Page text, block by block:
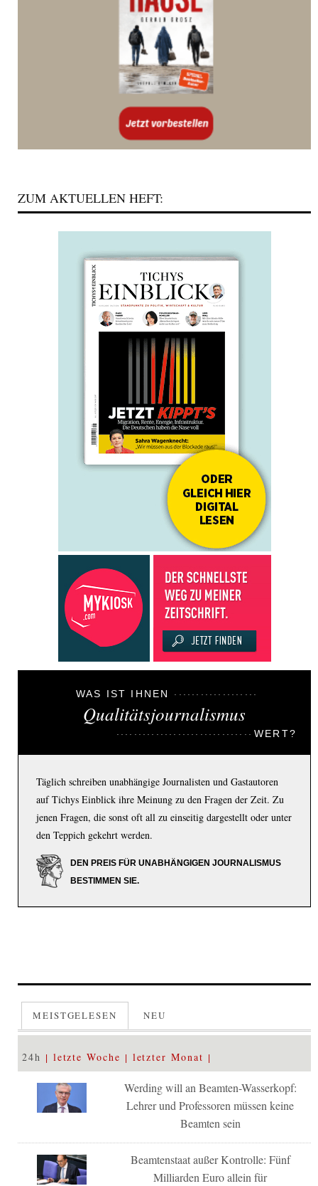
ZUM AKTUELLEN HEFT:
WAS IST IHNEN
Qualitätsjournalismus
WERT?
Täglich schreiben unabhängige Journalisten und Gastautoren
auf Tichys Einblick ihre Meinung zu den Fragen der Zeit. Zu
jenen Fragen, die sonst oft all zu einseitig dargestellt oder unter
den Teppich gekehrt werden.
DEN PREIS FÜR UNABHÄNGIGEN JOURNALISMUS
BESTIMMEN SIE.
MEISTGELESEN NEU
24h letzte Woche letzter Monat
Werding will an Beamten-Wasserkopf:
Lehrer und Professoren müssen keine
Beamten sein
Beamtenstaat außer Kontrolle: Fünf
Milliarden Euro allein für